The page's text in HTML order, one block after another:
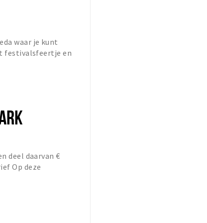
waar je kunt
festivalsfeertje en
deel daarvan €
Op deze